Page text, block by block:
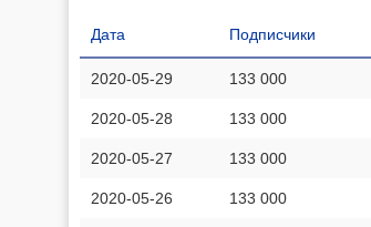
Дата Подписчики
2020-05-29 133 000
2020-05-28 133 000
2020-05-27 133 000
2020-05-26 133 000